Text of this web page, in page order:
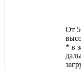
От
* в